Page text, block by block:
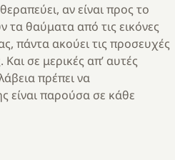
αν είναι προς το
τα θαύματα από τις εικόνες
πάντα ακούει τις προσευχές
σε μερικές απ’ αυτές
πρέπει να
είναι παρούσα σε κάθε